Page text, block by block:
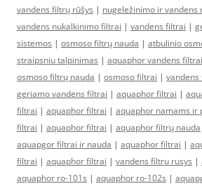
vandens filtrų rūšys | nugeležinimo ir
vandens nukalkinimo filtrai | vandens filtrai |
sistemos | osmoso filtrų nauda | atbulinio
straipsniu talpinimas | aquaphor vandens filtrai
osmoso filtrų nauda | osmoso filtrai |
geriamo vandens filtrai | aquaphor filtrai |
filtrai | aquaphor filtrai | aquaphor namams ir
filtrai | aquaphor filtrai | aquaphor filtrų nauda
aquapgor filtrai ir nauda | aquaphor filtrai |
filtrai | aquaphor filtrai | vandens filtru rusys |
aquaphor ro-101s | aquaphor ro-102s |